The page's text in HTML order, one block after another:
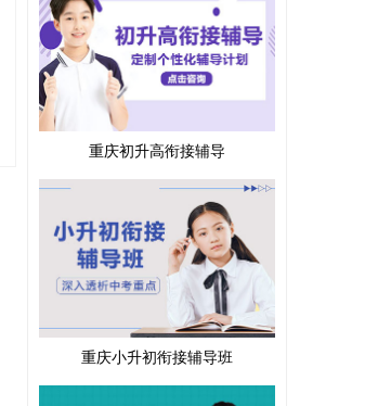
重庆初升高衔接辅导
重庆小升初衔接辅导班